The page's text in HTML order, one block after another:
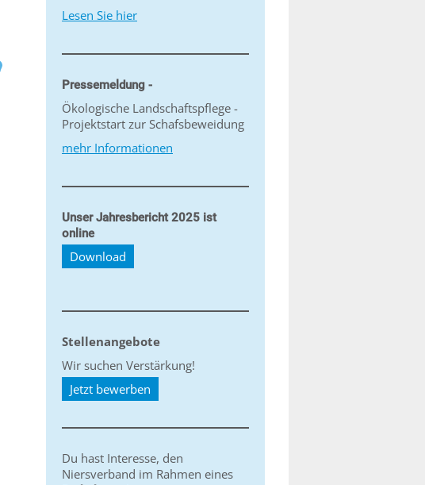
Lesen Sie hier
Pressemeldung -
Ökologische Landschaftspflege -
Projektstart zur Schafsbeweidung
mehr Informationen
Unser Jahresbericht 2025 ist
online
Download
Stellenangebote
Wir suchen Verstärkung!
Jetzt bewerben
Du hast Interesse, den
Niersverband im Rahmen eines